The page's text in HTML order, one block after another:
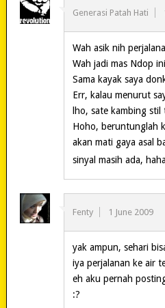
Generasi Patah Hati
Wah asik nih
Wah jadi mas Ndop
Sama kayak saya
Err, kalau menurut
lho, sate kambing
Hoho, beruntunglah
akan mati gaya asal
sinyal masih ada, haha
Fenty 1 June 2009
yak ampun, sehari
iya perjalanan ke air
eh aku pernah
:?